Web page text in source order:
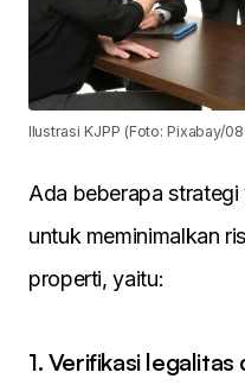
Ilustrasi KJPP (Foto: Pixabay/
Ada beberapa
untuk meminimalkan
properti, yaitu:
1. Verifikasi legalitas